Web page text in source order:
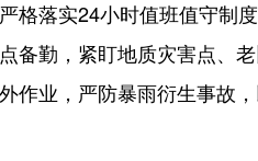
格落实24小时值班值守制
备勤，紧盯地质灾害点、
作业，严防暴雨衍生事故